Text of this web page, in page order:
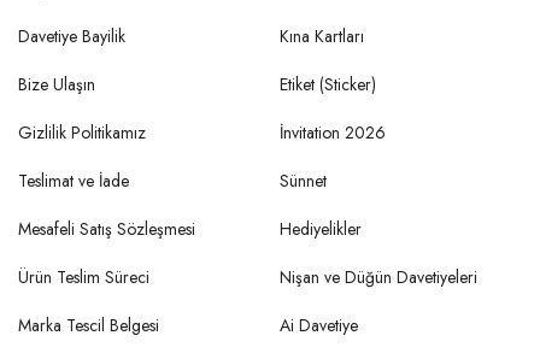
Davetiye Bayilik
Bize Ulaşın
Gizlilik Politikamız
Teslimat ve İade
Mesafeli Satış Sözleşmesi
Ürün Teslim Süreci
Marka Tescil Belgesi
Kına Kartları
Etiket (Sticker)
İnvitation 2026
Sünnet
Hediyelikler
Nişan ve Düğün Davetiyeleri
Ai Davetiye